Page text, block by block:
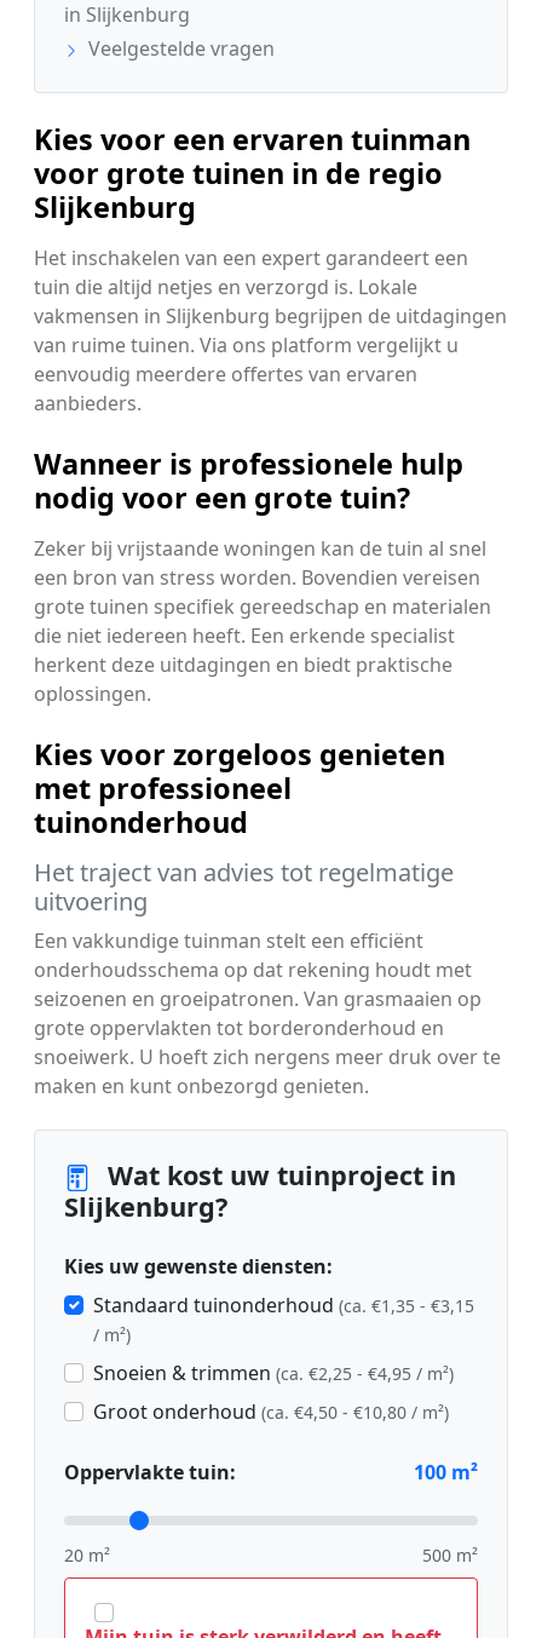
in Slijkenburg
Veelgestelde vragen
Kies voor een ervaren tuinman
voor grote tuinen in de regio
Slijkenburg
Het inschakelen van een expert garandeert een
tuin die altijd netjes en verzorgd is. Lokale
vakmensen in Slijkenburg begrijpen de uitdagingen
van ruime tuinen. Via ons platform vergelijkt u
eenvoudig meerdere offertes van ervaren
aanbieders.
Wanneer is professionele hulp
nodig voor een grote tuin?
Zeker bij vrijstaande woningen kan de tuin al snel
een bron van stress worden. Bovendien vereisen
grote tuinen specifiek gereedschap en materialen
die niet iedereen heeft. Een erkende specialist
herkent deze uitdagingen en biedt praktische
oplossingen.
Kies voor zorgeloos genieten
met professioneel
tuinonderhoud
Het traject van advies tot regelmatige
uitvoering
Een vakkundige tuinman stelt een efficiënt
onderhoudsschema op dat rekening houdt met
seizoenen en groeipatronen. Van grasmaaien op
grote oppervlakten tot borderonderhoud en
snoeiwerk. U hoeft zich nergens meer druk over te
maken en kunt onbezorgd genieten.
Wat kost uw tuinproject in
Slijkenburg?
Kies uw gewenste diensten:
Standaard tuinonderhoud (ca. €1,35 - €3,15
/ m²)
Snoeien & trimmen (ca. €2,25 - €4,95 / m²)
Groot onderhoud (ca. €4,50 - €10,80 / m²)
Oppervlakte tuin: 100 m²
20 m² 500 m²